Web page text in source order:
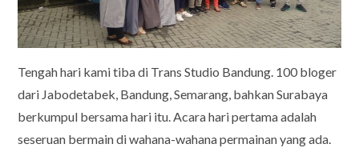
Tengah hari kami tiba di Trans Studio Bandung. 100 bloger
dari Jabodetabek, Bandung, Semarang, bahkan Surabaya
berkumpul bersama hari itu. Acara hari pertama adalah
seseruan bermain di wahana-wahana permainan yang ada.